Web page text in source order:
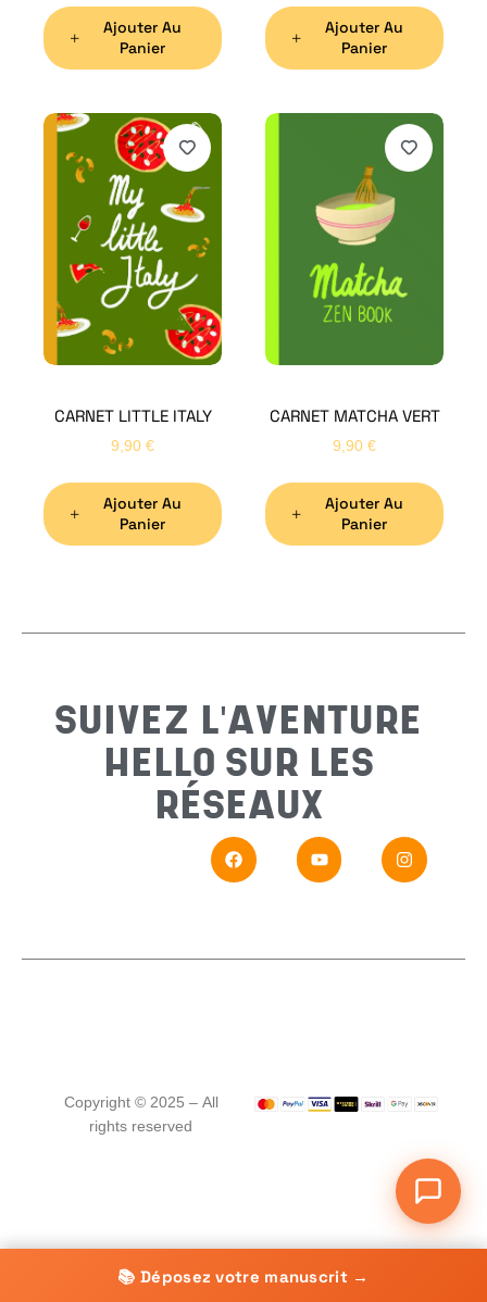
Ajouter Au
Panier
Ajouter Au
Panier
CARNET LITTLE ITALY
9,90 €
Ajouter Au
Panier
CARNET MATCHA VERT
9,90 €
Ajouter Au
Panier
SUIVEZ L'AVENTURE
HELLO SUR LES
RÉSEAUX
Copyright © 2025 – All
rights reserved
📚 Déposez votre manuscrit →